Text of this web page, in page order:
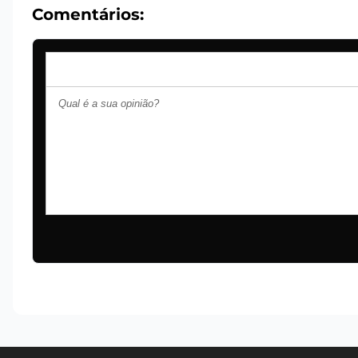
Comentários: